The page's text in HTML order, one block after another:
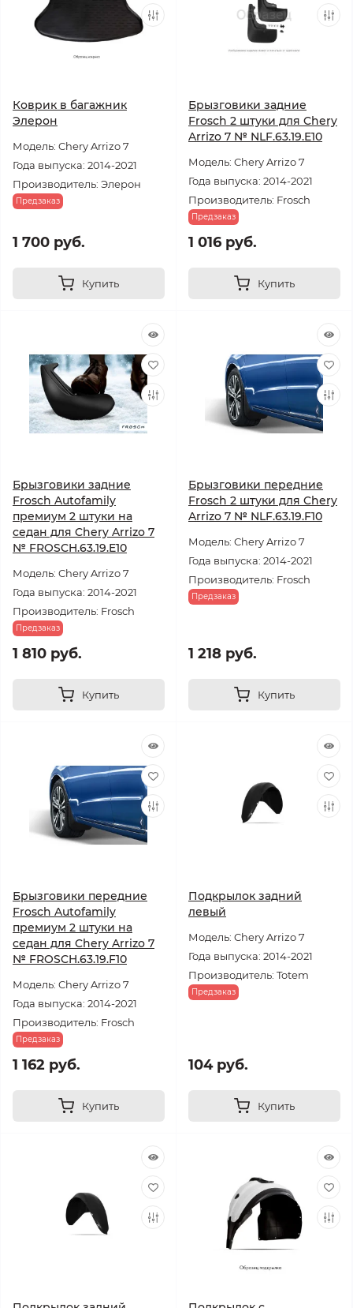
Коврик в багажник
Элерон
Модель: Chery Arrizo 7
Года выпуска: 2014-2021
Производитель: Элерон
Предзаказ
1 700 руб.
Купить
Брызговики задние
Frosch 2 штуки для Chery
Arrizo 7 № NLF.63.19.E10
Модель: Chery Arrizo 7
Года выпуска: 2014-2021
Производитель: Frosch
Предзаказ
1 016 руб.
Купить
Брызговики задние
Frosch Autofamily
премиум 2 штуки на
седан для Chery Arrizo 7
№ FROSCH.63.19.E10
Модель: Chery Arrizo 7
Года выпуска: 2014-2021
Производитель: Frosch
Предзаказ
1 810 руб.
Купить
Брызговики передние
Frosch 2 штуки для Chery
Arrizo 7 № NLF.63.19.F10
Модель: Chery Arrizo 7
Года выпуска: 2014-2021
Производитель: Frosch
Предзаказ
1 218 руб.
Купить
Брызговики передние
Frosch Autofamily
премиум 2 штуки на
седан для Chery Arrizo 7
№ FROSCH.63.19.F10
Модель: Chery Arrizo 7
Года выпуска: 2014-2021
Производитель: Frosch
Предзаказ
1 162 руб.
Купить
Подкрылок задний
левый
Модель: Chery Arrizo 7
Года выпуска: 2014-2021
Производитель: Totem
Предзаказ
104 руб.
Купить